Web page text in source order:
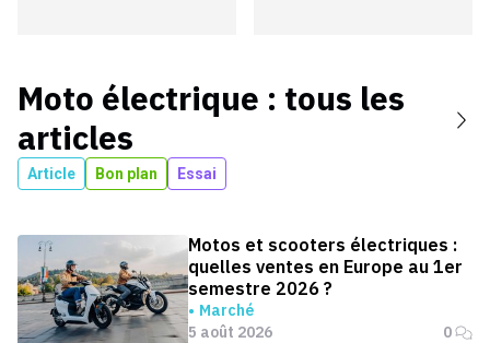
Moto électrique : tous les
articles
Article Bon plan Essai
Motos et scooters électriques :
quelles ventes en Europe au 1er
semestre 2026 ?
Marché
5 août 2026
0